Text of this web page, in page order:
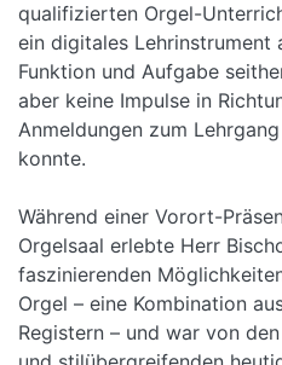
qualifizierten Orgel-
ein digitales Lehrinstrument
Funktion und Aufgabe
aber keine Impulse in
Anmeldungen zum Lehrgang
konnte.
Während einer Vorort-
Orgelsaal erlebte Herr
faszinierenden
Orgel – eine Kombination
Registern – und war von